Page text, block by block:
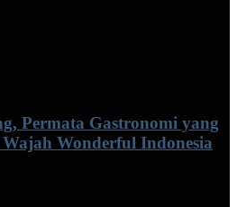
Permata Gastronomi yang
Wonderful Indonesia